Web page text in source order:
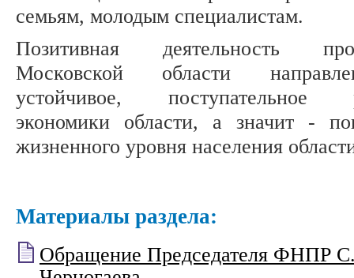
семьям, молодым специалистам.
Позитивная деятельность
Московской области
устойчивое, поступательное
экономики области, а значит -
жизненного уровня населения
Материалы раздела:
Обращение Председателя ФНПР